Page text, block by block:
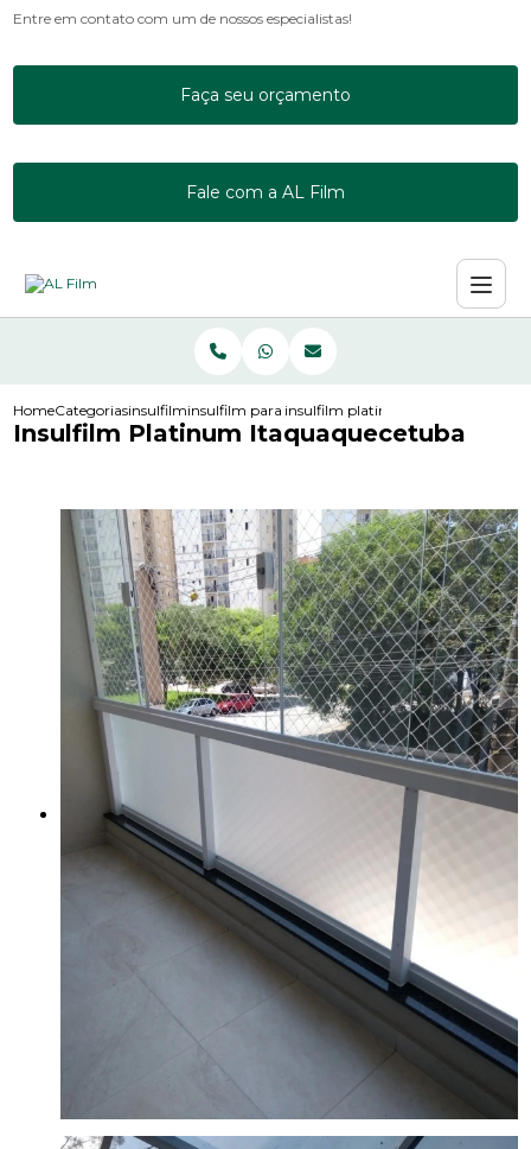
Entre em contato com um de nossos especialistas!
Faça seu orçamento
Fale com a AL Film
HomeCategoriasinsulfilminsulfilm para janela de apartamento
insulfilm platinum
Insulfilm Platinum Itaquaquecetuba